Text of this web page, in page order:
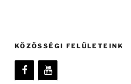
KÖZÖSSÉGI FELÜLETEINK